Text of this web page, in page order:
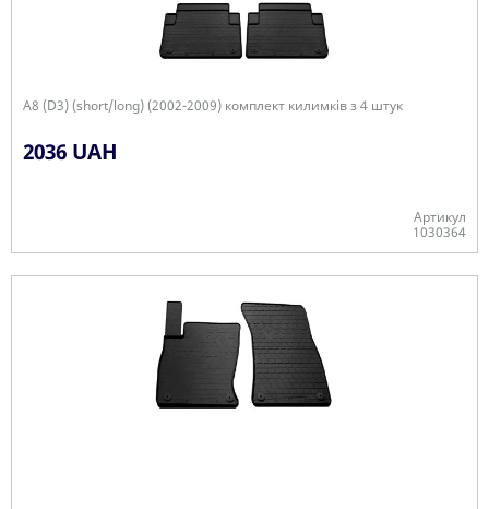
A8 (D3) (short/long) (2002-2009) комплект килимків з 4 штук
2036 UAH
Артикул
1030364